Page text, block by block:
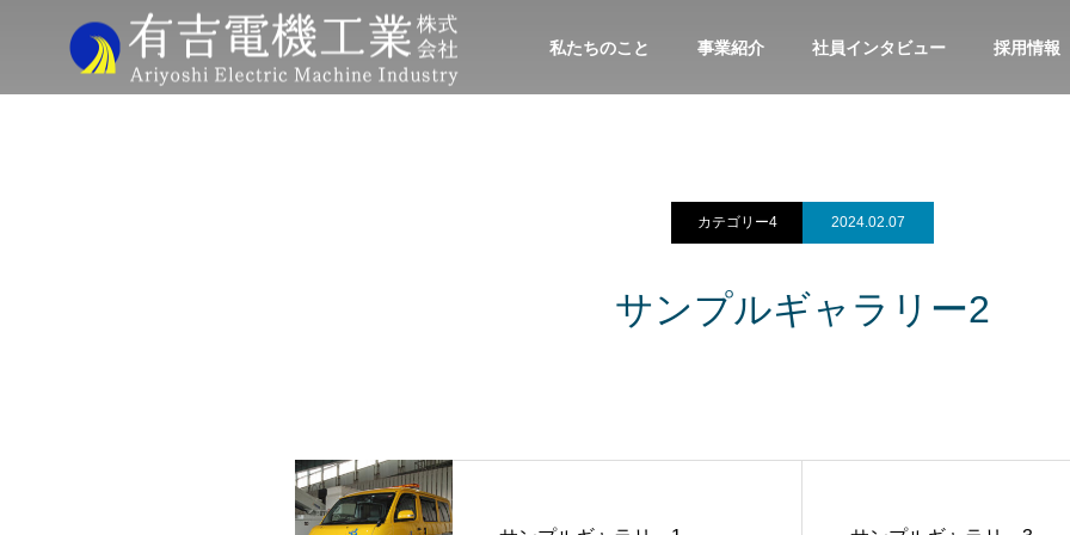
私たちのこと 事業紹介 社員インタビュー 採用情報
カテゴリー4 2024.02.07
サンプルギャラリー2